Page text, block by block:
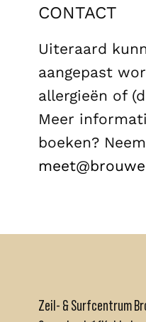
CONTACT
Uiteraard
aangepast
allergieën of
Meer
boeken?
Zeil- & Surfcentrum